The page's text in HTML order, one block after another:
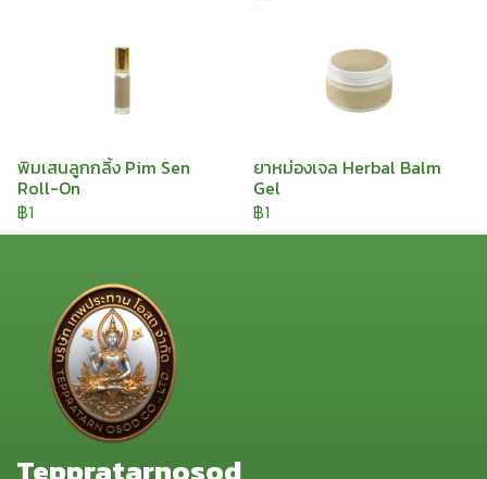
พิมเสนลูกกลิ้ง Pim Sen
Roll-On
฿1
ยาหม่องเจล Herbal Balm
Gel
฿1